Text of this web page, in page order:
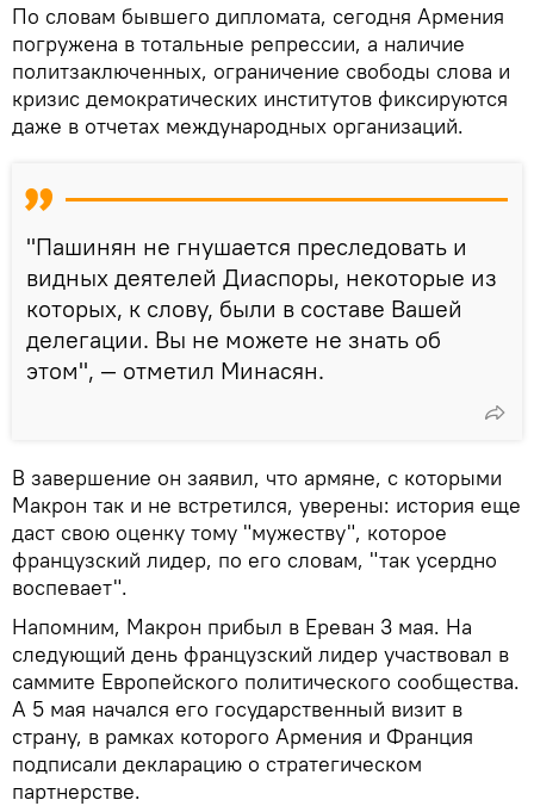
По словам бывшего дипломата, сегодня Армения
погружена в тотальные репрессии, а наличие
политзаключенных, ограничение свободы слова и
кризис демократических институтов фиксируются
даже в отчетах международных организаций.
"Пашинян не гнушается преследовать и
видных деятелей Диаспоры, некоторые из
которых, к слову, были в составе Вашей
делегации. Вы не можете не знать об
этом", — отметил Минасян.
В завершение он заявил, что армяне, с которыми
Макрон так и не встретился, уверены: история еще
даст свою оценку тому "мужеству", которое
французский лидер, по его словам, "так усердно
воспевает".
Напомним, Макрон прибыл в Ереван 3 мая. На
следующий день французский лидер участвовал в
саммите Европейского политического сообщества.
А 5 мая начался его государственный визит в
страну, в рамках которого Армения и Франция
подписали декларацию о стратегическом
партнерстве.